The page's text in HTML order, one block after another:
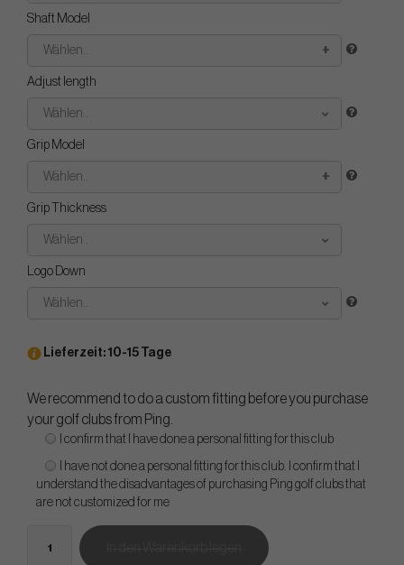
Shaft Model
Wählen..
Adjust length
Wählen..
Grip Model
Wählen..
Grip Thickness
Wählen..
Logo Down
Wählen..
Lieferzeit: 10-15 Tage
We recommend to do a custom fitting before you purchase
your golf clubs from Ping.
I confirm that I have done a personal fitting for this club
I have not done a personal fitting for this club. I confirm that I
understand the disadvantages of purchasing Ping golf clubs that
are not customized for me